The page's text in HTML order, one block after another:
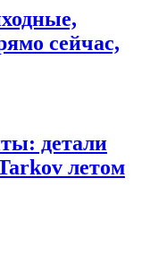
сейчас,
детали
летом